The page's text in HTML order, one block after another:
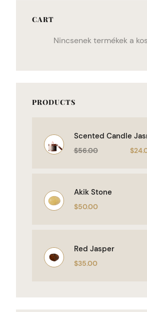
CART
Nincsenek termékek a
PRODUCTS
Scented Candle
$56.00 $
Akik Stone
$50.00
Red Jasper
$35.00